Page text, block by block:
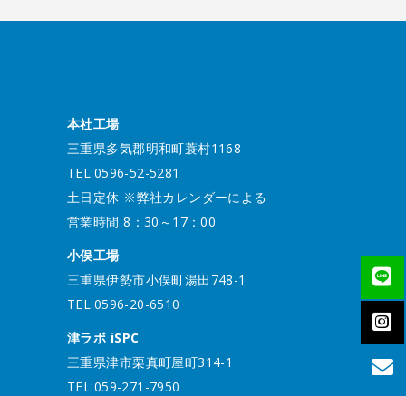
本社工場
三重県多気郡明和町蓑村1168
TEL:0596-52-5281
土日定休 ※弊社カレンダーによる
営業時間 8：30～17：00
小俣工場
三重県伊勢市小俣町湯田748-1
TEL:0596-20-6510
津ラボ iSPC
三重県津市栗真町屋町314-1
TEL:059-271-7950